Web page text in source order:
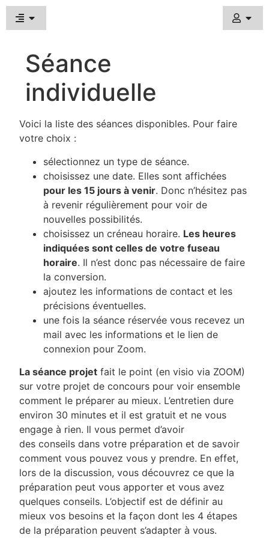
Séance
individuelle
Voici la liste des séances disponibles. Pour faire
votre choix :
sélectionnez un type de séance.
choisissez une date. Elles sont affichées
pour les 15 jours à venir. Donc n’hésitez pas
à revenir régulièrement pour voir de
nouvelles possibilités.
choisissez un créneau horaire. Les heures
indiquées sont celles de votre fuseau
horaire. Il n’est donc pas nécessaire de faire
la conversion.
ajoutez les informations de contact et les
précisions éventuelles.
une fois la séance réservée vous recevez un
mail avec les informations et le lien de
connexion pour Zoom.
La séance projet fait le point (en visio via ZOOM)
sur votre projet de concours pour voir ensemble
comment le préparer au mieux. L’entretien dure
environ 30 minutes et il est gratuit et ne vous
engage à rien. Il vous permet d’avoir
des conseils dans votre préparation et de savoir
comment vous pouvez vous y prendre. En effet,
lors de la discussion, vous découvrez ce que la
préparation peut vous apporter et vous avez
quelques conseils. L’objectif est de définir au
mieux vos besoins et la façon dont les 4 étapes
de la préparation peuvent s’adapter à vous.